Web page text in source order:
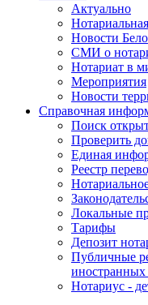
Актуально
Новости
СМИ о
Нотариат в
Мероприятия
Новости
Справочная
Поиск
Проверить
Единая
Реестр
Локальные
Тарифы
Депозит
Публичные
иностранных
Нотариус -